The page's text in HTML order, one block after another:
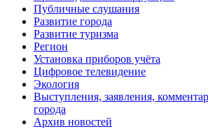
Публичные слушания
Развитие города
Развитие туризма
Регион
Установка приборов учёта
Цифровое телевидение
Экология
Выступления, заявления,
города
Архив новостей